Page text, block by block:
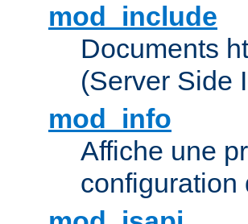
mod_include
Documents
(Server Side
mod_info
Affiche une
configuration